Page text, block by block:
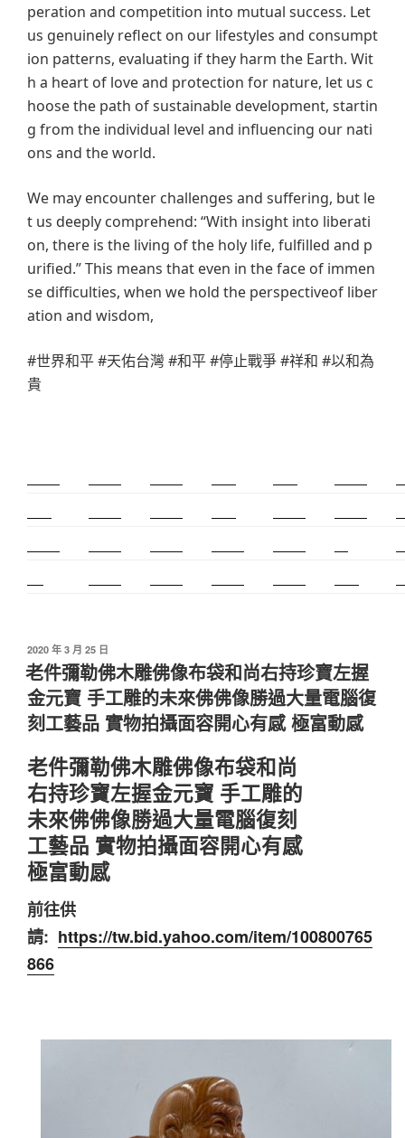
peration and competition into mutual success. Let
us genuinely reflect on our lifestyles and consumpt
ion patterns, evaluating if they harm the Earth. Wit
h a heart of love and protection for nature, let us c
hoose the path of sustainable development, startin
g from the individual level and influencing our nati
ons and the world.
We may encounter challenges and suffering, but le
t us deeply comprehend: “With insight into liberati
on, there is the living of the holy life, fulfilled and p
urified.” This means that even in the face of immen
se difficulties, when we hold the perspectiveof liber
ation and wisdom,
#世界和平 #天佑台灣 #和平 #停止戰爭 #祥和 #以和為
貴
發
佈
於
2020 年 3 月 25 日
老件彌勒佛木雕佛像布袋和尚右持珍寶左握
金元寶 手工雕的未來佛佛像勝過大量電腦復
刻工藝品 實物拍攝面容開心有感 極富動感
老件彌勒佛木雕佛像布袋和尚
右持珍寶左握金元寶 手工雕的
未來佛佛像勝過大量電腦復刻
工藝品 實物拍攝面容開心有感
極富動感
前往供
請: https://tw.bid.yahoo.com/item/100800765
866